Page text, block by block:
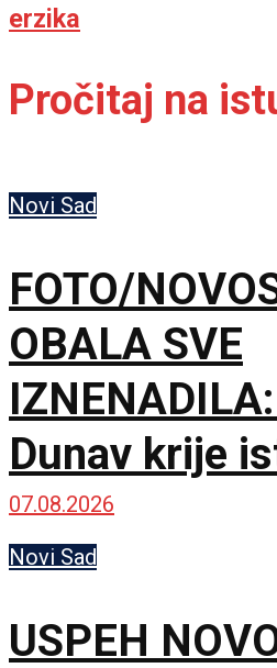
erzika
Pročitaj na
Novi Sad
FOTO/
OBALA SVE
Dunav krije
07.08.2026
Novi Sad
USPEH